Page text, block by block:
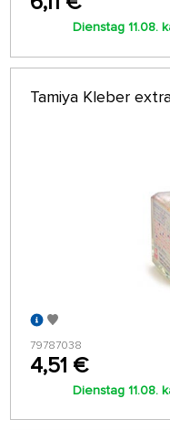
Dienstag 11.08.
Tamiya Kleber
79787038
4,51 €
Dienstag 11.08.